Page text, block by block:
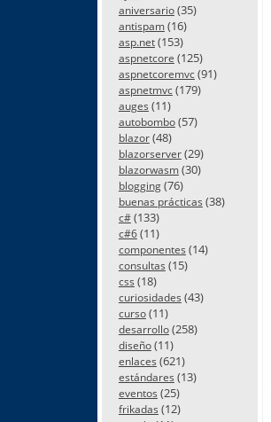
aniversario(35)
antispam(16)
asp.net(153)
aspnetcore (125)
aspnetcoremvc(91)
aspnetmvc(179)
auges (11)
autobombo(57)
blazor(48)
blazorserver(29)
blazorwasm(30)
blogging(76)
buenas prácticas (38)
c#(133)
c#6(11)
componentes (14)
consultas (15)
css (18)
curiosidades (43)
curso(11)
desarrollo(258)
diseño(11)
enlaces (621)
estándares (13)
eventos (25)
frikadas (12)